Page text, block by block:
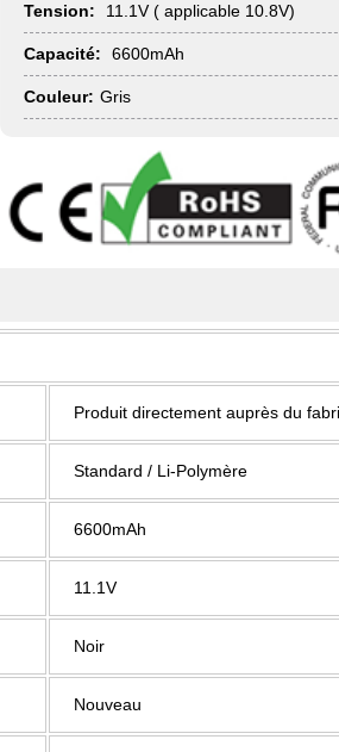
Tension: 11.1V ( applicable 10.8V)
Capacité: 6600mAh
Couleur: Gris
Produit directement auprès du
Standard / Li-Polymère
6600mAh
11.1V
Noir
Nouveau